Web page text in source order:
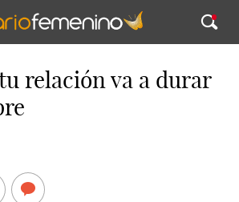
relación va a durar